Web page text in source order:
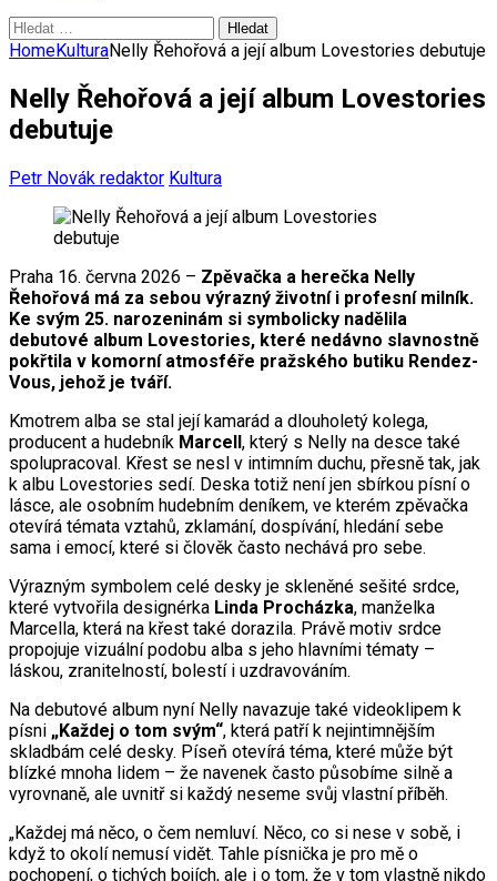
Vyhledávání
HomeKulturaNelly Řehořová a její album Lovestories debutuje
Nelly Řehořová a její album Lovestories
debutuje
Petr Novák redaktor Kultura
Praha 16. června 2026 – Zpěvačka a herečka Nelly
Řehořová má za sebou výrazný životní i profesní milník.
Ke svým 25. narozeninám si symbolicky nadělila
debutové album Lovestories, které nedávno slavnostně
pokřtila v komorní atmosféře pražského butiku Rendez-
Vous, jehož je tváří.
Kmotrem alba se stal její kamarád a dlouholetý kolega,
producent a hudebník Marcell, který s Nelly na desce také
spolupracoval. Křest se nesl v intimním duchu, přesně tak, jak
k albu Lovestories sedí. Deska totiž není jen sbírkou písní o
lásce, ale osobním hudebním deníkem, ve kterém zpěvačka
otevírá témata vztahů, zklamání, dospívání, hledání sebe
sama i emocí, které si člověk často nechává pro sebe.
Výrazným symbolem celé desky je skleněné sešité srdce,
které vytvořila designérka Linda Procházka, manželka
Marcella, která na křest také dorazila. Právě motiv srdce
propojuje vizuální podobu alba s jeho hlavními tématy –
láskou, zranitelností, bolestí i uzdravováním.
Na debutové album nyní Nelly navazuje také videoklipem k
písni „Každej o tom svým“, která patří k nejintimnějším
skladbám celé desky. Píseň otevírá téma, které může být
blízké mnoha lidem – že navenek často působíme silně a
vyrovnaně, ale uvnitř si každý neseme svůj vlastní příběh.
„Každej má něco, o čem nemluví. Něco, co si nese v sobě, i
když to okolí nemusí vidět. Tahle písnička je pro mě o
pochopení, o tichých bojích, ale i o tom, že v tom vlastně nikdo